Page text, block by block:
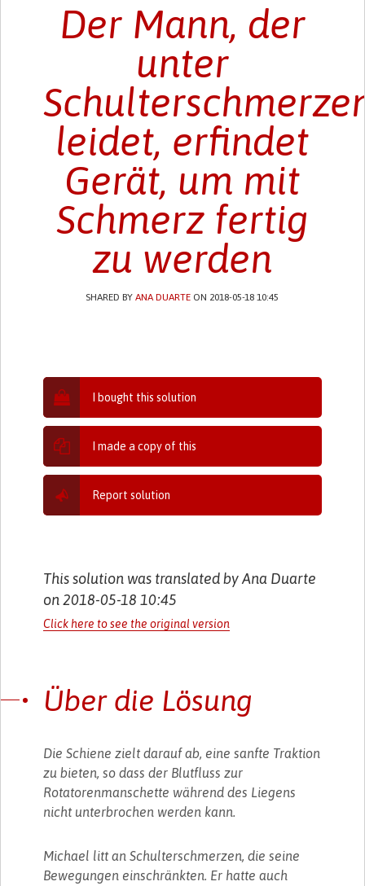
Der Mann, der
unter
leidet, erfindet
Gerät, um mit
Schmerz fertig
zu werden
SHARED BYANA DUARTE ON 2018-05-18 10:45
I bought this solution
I made a copy of this
Report solution
This solution was translated by Ana Duarte
on 2018-05-18 10:45
Click here to see the original version
Über die Lösung
Die Schiene zielt darauf ab, eine sanfte Traktion
zu bieten, so dass der Blutfluss zur
Rotatorenmanschette während des Liegens
nicht unterbrochen werden kann.
Michael litt an Schulterschmerzen, die seine
Bewegungen einschränkten. Er hatte auch